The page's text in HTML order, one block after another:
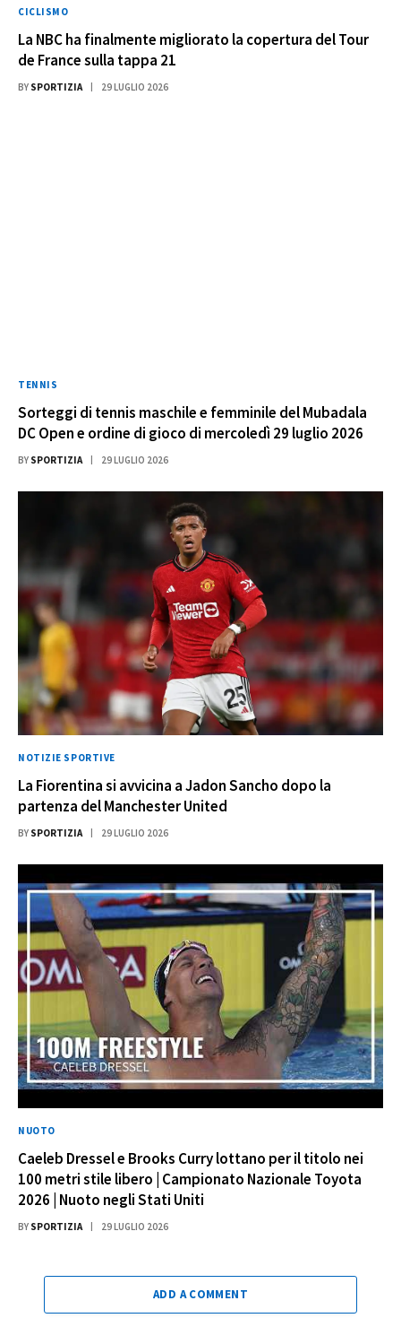
CICLISMO
La NBC ha finalmente migliorato la copertura del Tour
de France sulla tappa 21
BY SPORTIZIA 29 LUGLIO 2026
TENNIS
Sorteggi di tennis maschile e femminile del Mubadala
DC Open e ordine di gioco di mercoledì 29 luglio 2026
BY SPORTIZIA 29 LUGLIO 2026
NOTIZIE SPORTIVE
La Fiorentina si avvicina a Jadon Sancho dopo la
partenza del Manchester United
BY SPORTIZIA 29 LUGLIO 2026
NUOTO
Caeleb Dressel e Brooks Curry lottano per il titolo nei
100 metri stile libero | Campionato Nazionale Toyota
2026 | Nuoto negli Stati Uniti
BY SPORTIZIA 29 LUGLIO 2026
ADD A COMMENT